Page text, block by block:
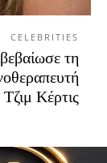
CELEBRITIES
τη
Τζιμ Κέρτις